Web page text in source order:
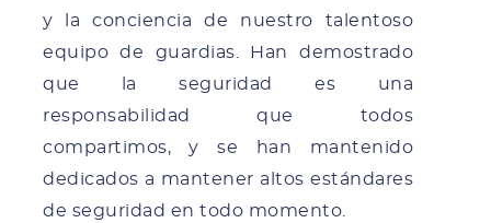
y la conciencia de nuestro talentoso
equipo de guardias. Han demostrado
que la seguridad es una
responsabilidad que todos
compartimos, y se han mantenido
dedicados a mantener altos estándares
de seguridad en todo momento.